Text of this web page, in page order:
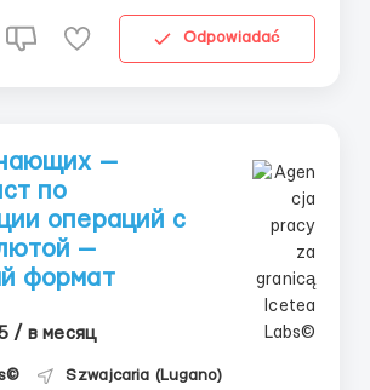
Odpowiadać
—
по
операций с
—
формат
/ в месяц
Szwajcaria (Lugano)